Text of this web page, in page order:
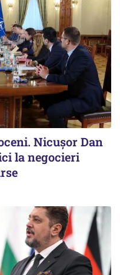
Nicușor Dan
la negocieri